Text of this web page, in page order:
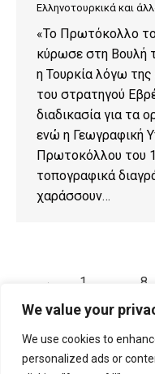
We value your
We use cookies to
personalized ads or
Ελληνοτουρκικά και
«Το Πρωτόκολλο
κύρωσε στη Βουλή
η Τουρκία λόγω της
του στρατηγού
διαδικασία για τα
ενώ η Γεωγραφική
Πρωτοκόλλου του
τοπογραφικά
χαράσσουν…
← 1 8